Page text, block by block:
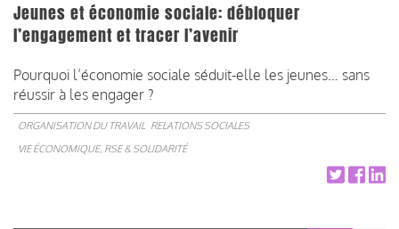
Jeunes et économie sociale: débloquer
l’engagement et tracer l’avenir
Pourquoi l’économie sociale séduit-elle les jeunes… sans
réussir à les engager ?
ORGANISATION DU TRAVAIL RELATIONS SOCIALES
VIE ÉCONOMIQUE, RSE & SOLIDARITÉ